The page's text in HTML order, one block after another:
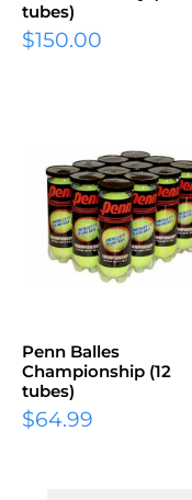
tubes)
$150.00
Penn Balles
Championship (12
tubes)
$64.99